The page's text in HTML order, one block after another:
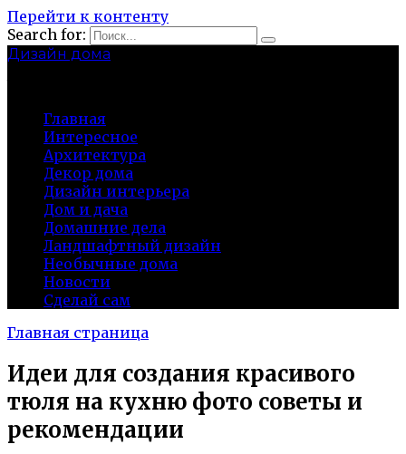
Перейти к контенту
Search for:
Дизайн дома
Главная
Интересное
Архитектура
Декор дома
Дизайн интерьера
Дом и дача
Домашние дела
Ландшафтный дизайн
Необычные дома
Новости
Сделай сам
Главная страница
Идеи для создания красивого
тюля на кухню фото советы и
рекомендации